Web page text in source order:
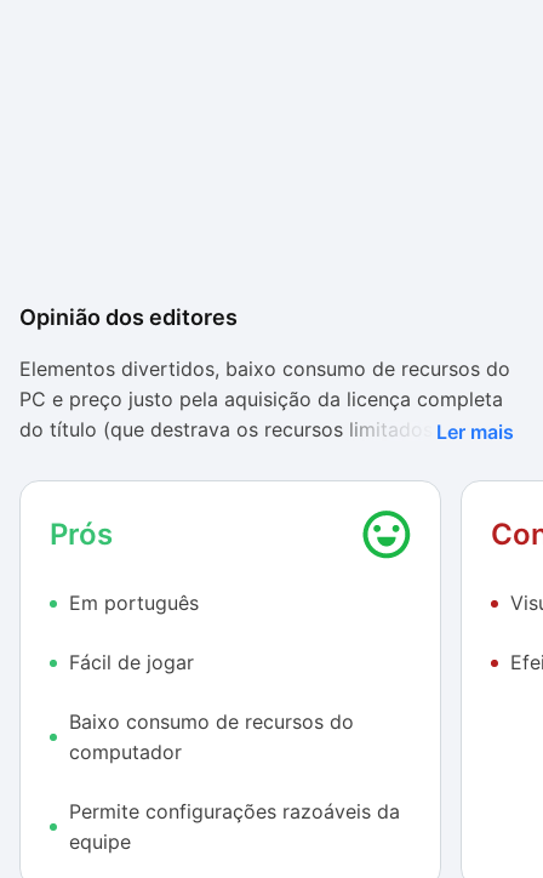
Opinião dos editores
Elementos divertidos, baixo consumo de recursos do
PC e preço justo pela aquisição da licença completa
do título (que destrava os recursos limitados da
2016.
Assim, se você é fã de games relacionados a
futebol e deseja provar suas habilidades enquanto
técnico e gerente, chegou a hora de pitacos e colocar
títulos de gerenciamento de times de futebol pode
iniciar de modo descomplicado partidas ricas às
simples, que exige não mais que alguns cliques, o jogo
requer, sobretudo, perspicácia por parte do jogador.
Todo
em português, Brasfoot 2016 conta com uma
Ler mais
Prós
Em português
Fácil de jogar
Baixo consumo de recursos do
computador
Permite configurações razoáveis da
equipe